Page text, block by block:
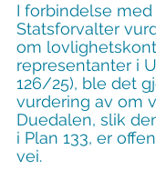
I forbindelse med
Statsforvalter
om
representanter i
126/25), ble det
vurdering av om
Duedalen, slik
i Plan 133, er
vei.